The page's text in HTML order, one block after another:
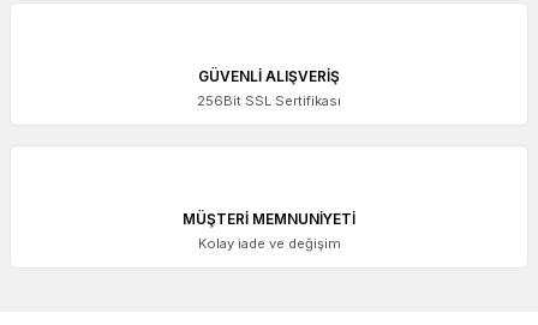
GÜVENLİ ALIŞVERİŞ
256Bit SSL Sertifikası
MÜŞTERİ MEMNUNİYETİ
Kolay iade ve değişim